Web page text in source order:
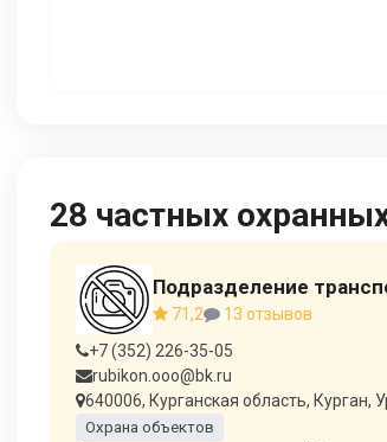
28 частных
Подразделение
71,2
13 отзывов
+7 (352) 226-35-05
rubikon.ooo@bk.ru
640006, Курганская область, Курган,
Охрана объектов